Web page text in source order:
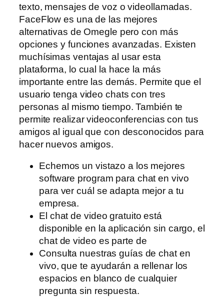
texto, mensajes de voz o videollamadas.
FaceFlow es una de las mejores
alternativas de Omegle pero con más
opciones y funciones avanzadas. Existen
muchísimas ventajas al usar esta
plataforma, lo cual la hace la más
importante entre las demás. Permite que el
usuario tenga video chats con tres
personas al mismo tiempo. También te
permite realizar videoconferencias con tus
amigos al igual que con desconocidos para
hacer nuevos amigos.
Echemos un vistazo a los mejores
software program para chat en vivo
para ver cuál se adapta mejor a tu
empresa.
El chat de video gratuito está
disponible en la aplicación sin cargo, el
chat de video es parte de
Consulta nuestras guías de chat en
vivo, que te ayudarán a rellenar los
espacios en blanco de cualquier
pregunta sin respuesta.